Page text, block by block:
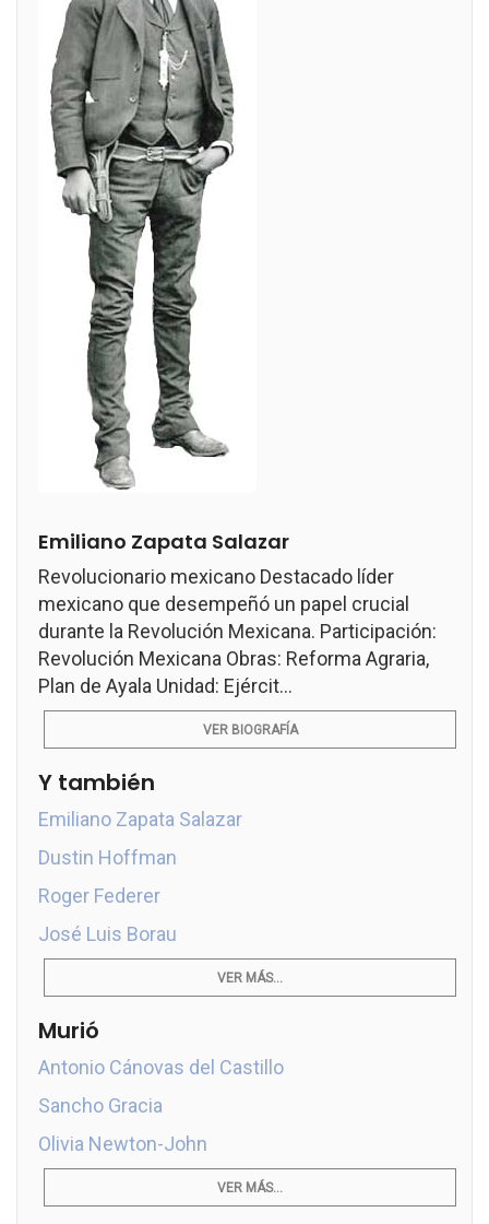
Emiliano Zapata Salazar
Revolucionario mexicano Destacado líder
mexicano que desempeñó un papel crucial
durante la Revolución Mexicana. Participación:
Revolución Mexicana Obras: Reforma Agraria,
Plan de Ayala Unidad: Ejércit...
VER BIOGRAFÍA
Y también
Emiliano Zapata Salazar
Dustin Hoffman
Roger Federer
José Luis Borau
VER MÁS...
Murió
Antonio Cánovas del Castillo
Sancho Gracia
Olivia Newton-John
VER MÁS...